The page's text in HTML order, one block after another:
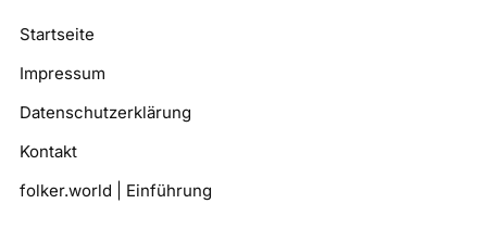
Startseite
Impressum
Datenschutzerklärung
Kontakt
folker.world | Einführung